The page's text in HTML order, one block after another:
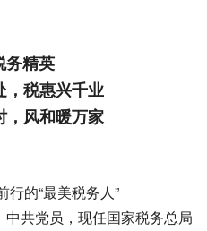
精英
税惠兴千业
风和暖万家
行的“最美税务人”
共党员，现任国家税务总局